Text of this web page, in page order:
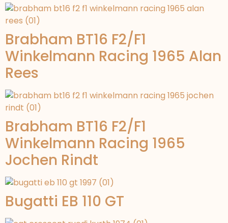
Brabham BT16 F2/F1
Winkelmann Racing 1965 Alan
Rees
Brabham BT16 F2/F1
Winkelmann Racing 1965
Jochen Rindt
Bugatti EB 110 GT